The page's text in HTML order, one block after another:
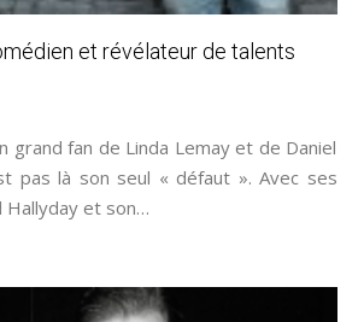
et révélateur de talents
grand fan de Linda Lemay et de Daniel
pas là son seul « défaut ». Avec ses
Hallyday et son…